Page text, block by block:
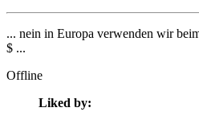
... nein in Europa verwenden wir
$ ...
Offline
Liked by: